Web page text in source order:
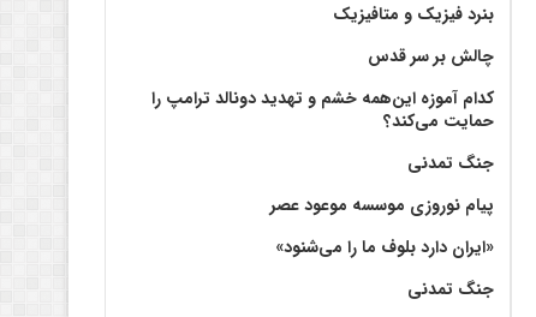
بنرد فیزیک و متافیزیک
چالش بر سر قدس
کدام آموزه این‌همه خشم و تهدید دونالد ترامپ را
حمایت می‌کند؟
جنگ تمدنی
پیام نوروزی موسسه موعود عصر
«ایران دارد بلوف ما را می‌شنود»
جنگ تمدنی